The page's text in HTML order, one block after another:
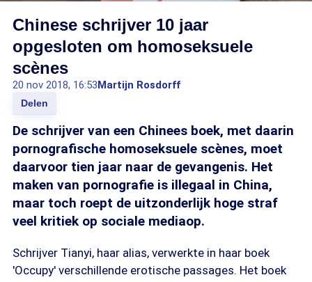
Chinese schrijver 10 jaar
opgesloten om homoseksuele
scènes
20 nov 2018, 16:53Martijn Rosdorff
Delen
De schrijver van een Chinees boek, met daarin
pornografische homoseksuele scènes, moet
daarvoor tien jaar naar de gevangenis. Het
maken van pornografie is illegaal in China,
maar toch roept de uitzonderlijk hoge straf
veel kritiek op sociale mediaop.
Schrijver Tianyi, haar alias, verwerkte in haar boek
'Occupy' verschillende erotische passages. Het boek